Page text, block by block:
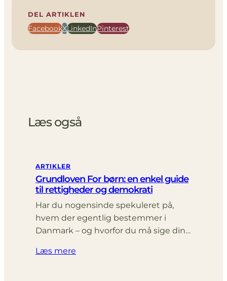
DEL ARTIKLEN
FacebookXLinkedInPinterest
Læs også
ARTIKLER
Grundloven For børn: en enkel guide
til rettigheder og demokrati
Har du nogensinde spekuleret på,
hvem der egentlig bestemmer i
Danmark – og hvorfor du må sige din…
Læs mere